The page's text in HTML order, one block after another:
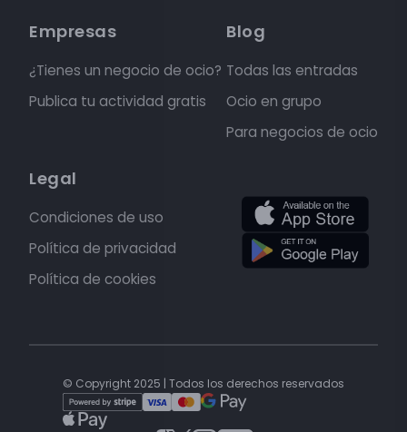
Empresas
¿Tienes un negocio de ocio?
Publica tu actividad gratis
Blog
Todas las entradas
Ocio en grupo
Para negocios de ocio
Legal
Condiciones de uso
Política de privacidad
Política de cookies
© Copyright 2025 | Todos los derechos reservados